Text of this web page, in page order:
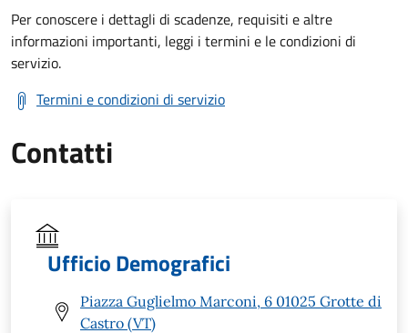
Per conoscere i dettagli di scadenze, requisiti e altre
informazioni importanti, leggi i termini e le condizioni di
servizio.
Termini e condizioni di servizio
Contatti
Ufficio Demografici
Piazza Guglielmo Marconi, 6 01025 Grotte di
Castro (VT)